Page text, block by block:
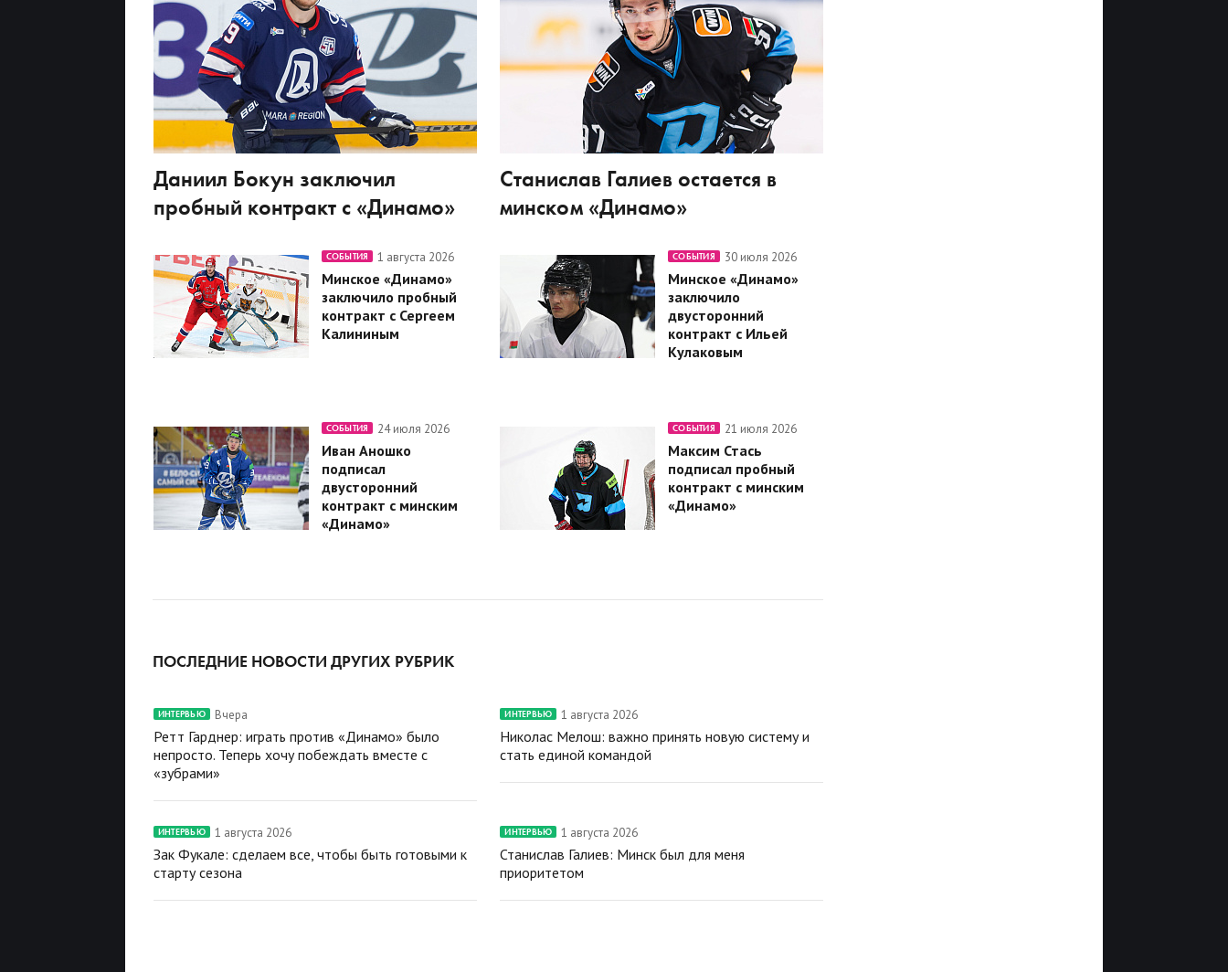
Даниил Бокун заключил
пробный контракт с «Динамо»
Станислав Галиев остается в
минском «Динамо»
СОБЫТИЯ 1 августа 2026
Минское «Динамо»
заключило пробный
контракт с Сергеем
Калининым
СОБЫТИЯ 30 июля 2026
Минское «Динамо»
заключило
двусторонний
контракт с Ильей
Кулаковым
СОБЫТИЯ 24 июля 2026
Иван Аношко
подписал
двусторонний
контракт с минским
«Динамо»
СОБЫТИЯ 21 июля 2026
Максим Стась
подписал пробный
контракт с минским
«Динамо»
ПОСЛЕДНИЕ НОВОСТИ ДРУГИХ РУБРИК
ИНТЕРВЬЮ Вчера
Ретт Гарднер: играть против «Динамо» было
непросто. Теперь хочу побеждать вместе с
«зубрами»
ИНТЕРВЬЮ 1 августа 2026
Николас Мелош: важно принять новую систему и
стать единой командой
ИНТЕРВЬЮ 1 августа 2026
Зак Фукале: сделаем все, чтобы быть готовыми к
старту сезона
ИНТЕРВЬЮ 1 августа 2026
Станислав Галиев: Минск был для меня
приоритетом